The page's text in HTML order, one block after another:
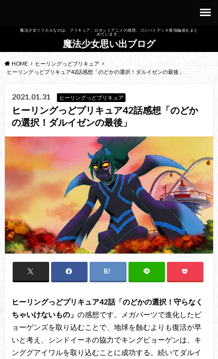
魔法少女リリカルなのは、プリキュア、ロボットアニメの感想、ゴジバトデッキ最強編成をまと
めています。
魔法少女思い出ブログ
HOME
ヒーリングっどプリキュア
ヒーリングっどプリキュア42話感想「のどかの選択！ダルイゼンの最後」
2021.01.31 ヒーリングっどプリキュア
ヒーリングっどプリキュア42話感想「のどか
の選択！ダルイゼンの最後」
ヒーリングっどプリキュア42話「のどかの選択！守らなく
ちゃいけないもの」 の感想です。メガパーツで進化したビ
ョーゲンズを取り込むことで、地球を蝕むよりも復活が早
いと考え、シンドイーネの協力でキングビョーゲンは、キ
ンググアイワルを取り込むことに成功する。続いてダルイ